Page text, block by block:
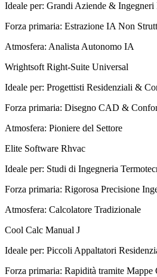
Ideale per: Grandi Aziende & Ingegneri
Forza primaria: Estrazione IA Non
Atmosfera: Analista Autonomo IA
Wrightsoft Right-Suite Universal
Ideale per: Progettisti Residenziali &
Forza primaria: Disegno CAD &
Atmosfera: Pioniere del Settore
Elite Software Rhvac
Ideale per: Studi di Ingegneria
Forza primaria: Rigorosa Precisione
Atmosfera: Calcolatore Tradizionale
Cool Calc Manual J
Ideale per: Piccoli Appaltatori
Forza primaria: Rapidità tramite Mappe